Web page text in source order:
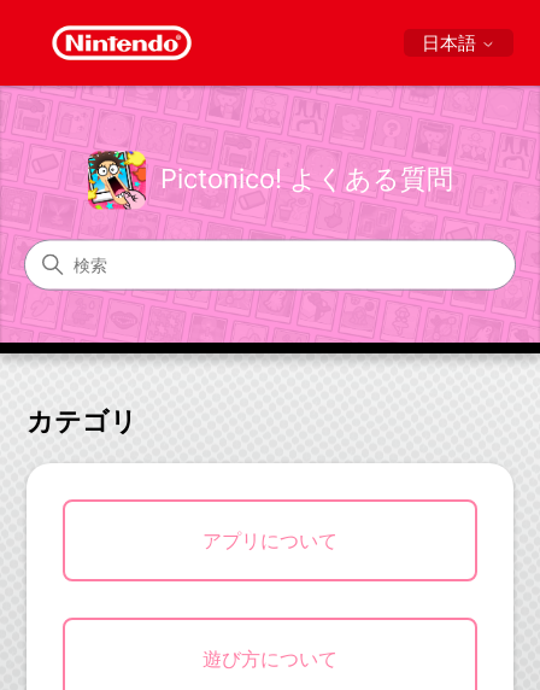
日本語
Pictonico! よくある質問
Pictonico! よくある質問
検索
カテゴリ
アプリについて
遊び方について